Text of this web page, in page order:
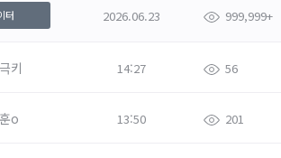
터 2026.06.23 999,999+
키 14:27 56
o 13:50 201